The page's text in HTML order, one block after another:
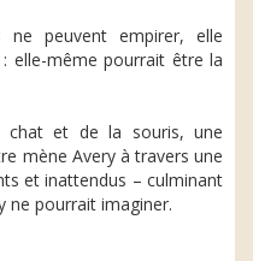
peuvent empirer, elle
elle-même pourrait être la
chat et de la souris, une
mène Avery à travers une
et inattendus – culminant
ne pourrait imaginer.